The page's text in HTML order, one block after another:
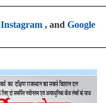
Instagram, and Google